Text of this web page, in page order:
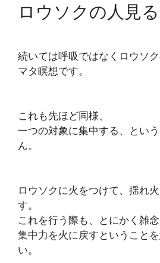
ロウソクの人見
続いては呼吸ではなくロウソ
マタ瞑想です。
これも先ほど同様、
一つの対象に集中する、とい
ん。
ロウソクに火をつけて、揺れ
す。
これを行う際も、とにかく雑念
集中力を火に戻すということ
い。